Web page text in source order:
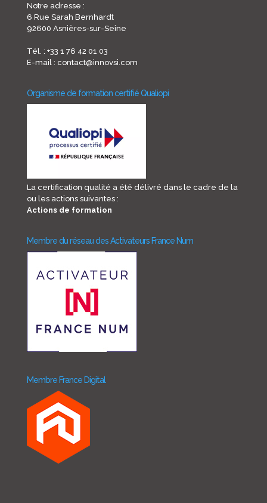
Notre adresse :
6 Rue Sarah Bernhardt
92600 Asnières-sur-Seine
Tél. : +33 1 76 42 01 03
E-mail : contact@innovsi.com
Organisme de formation certifié Qualiopi
La certification qualité a été délivré dans le cadre de la
ou les actions suivantes :
Actions de formation
Membre du réseau des Activateurs France Num
Membre France Digital